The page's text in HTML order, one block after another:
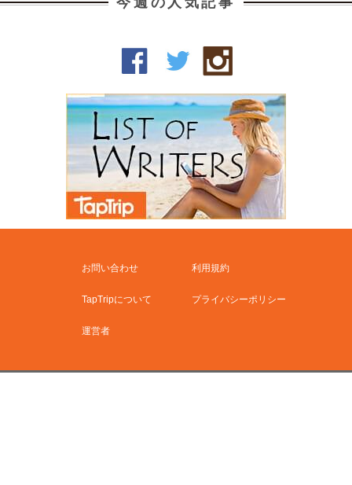
お問い合わせ 利用規約
TapTripについて プライバシーポリシー
運営者